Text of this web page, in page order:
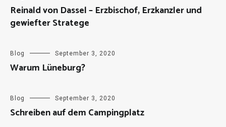
Reinald von Dassel – Erzbischof, Erzkanzler und
gewiefter Stratege
Blog September 3, 2020
Warum Lüneburg?
Blog September 3, 2020
Schreiben auf dem Campingplatz